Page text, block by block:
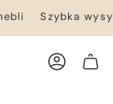
Szybka
KONTO